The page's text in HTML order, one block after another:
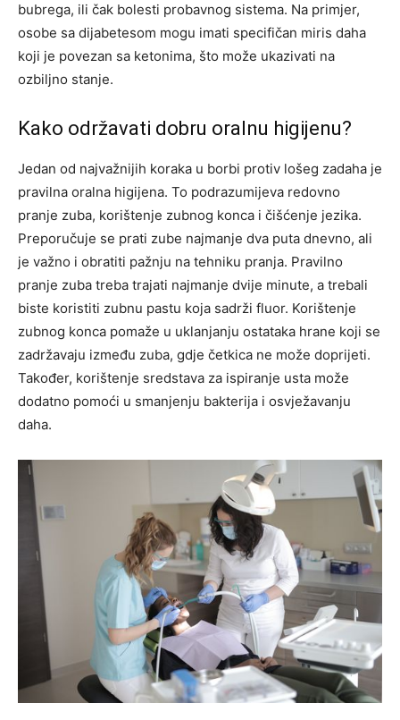
bubrega, ili čak bolesti probavnog sistema. Na primjer,
osobe sa dijabetesom mogu imati specifičan miris daha
koji je povezan sa ketonima, što može ukazivati na
ozbiljno stanje.
Kako održavati dobru oralnu higijenu?
Jedan od najvažnijih koraka u borbi protiv lošeg zadaha je
pravilna oralna higijena. To podrazumijeva redovno
pranje zuba, korištenje zubnog konca i čišćenje jezika.
Preporučuje se prati zube najmanje dva puta dnevno, ali
je važno i obratiti pažnju na tehniku pranja. Pravilno
pranje zuba treba trajati najmanje dvije minute, a trebali
biste koristiti zubnu pastu koja sadrži fluor. Korištenje
zubnog konca pomaže u uklanjanju ostataka hrane koji se
zadržavaju između zuba, gdje četkica ne može doprijeti.
Također, korištenje sredstava za ispiranje usta može
dodatno pomoći u smanjenju bakterija i osvježavanju
daha.